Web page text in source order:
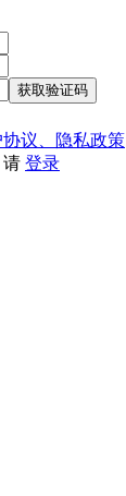
获取验证码
协议、隐私政策
请 登录